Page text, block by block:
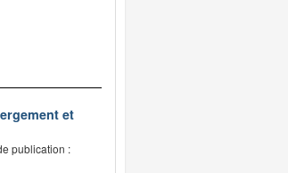
et
publication :